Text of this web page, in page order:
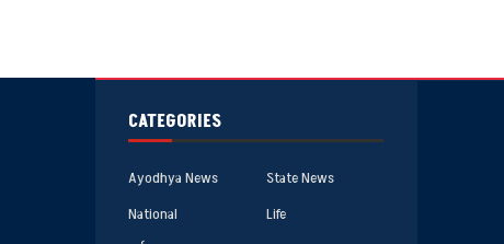
CATEGORIES
Ayodhya News
State News
National
Life